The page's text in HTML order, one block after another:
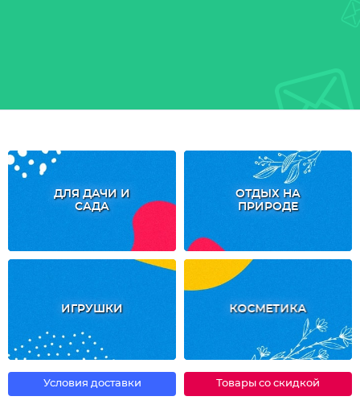
ДЛЯ ДАЧИ И
САДА
ОТДЫХ НА
ПРИРОДЕ
ИГРУШКИ КОСМЕТИКА
Условия доставки Товары со скидкой